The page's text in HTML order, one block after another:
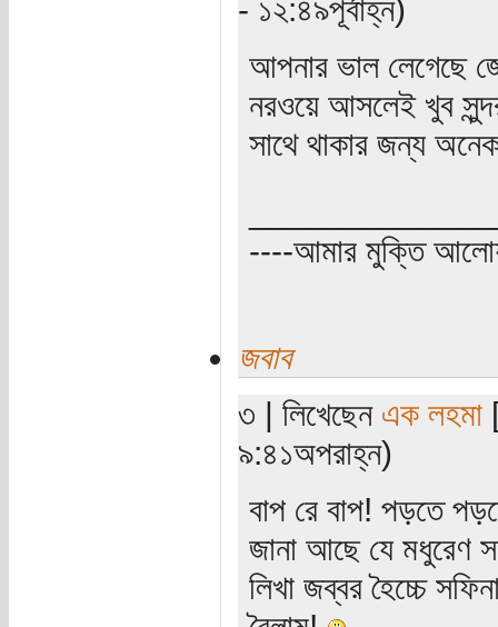
- ১২:৪৯পূর্বাহ্ন)
আপনার ভাল লেগেছে
নরওয়ে আসলেই খুব
সাথে থাকার জন্য
----আমার মুক্তি
জবাব
৩ | লিখেছেন এক লহমা
৯:৪১অপরাহ্ন)
বাপ রে বাপ! পড়তে
জানা আছে যে মধুরেণ
লিখা জব্বর হৈচ্চে